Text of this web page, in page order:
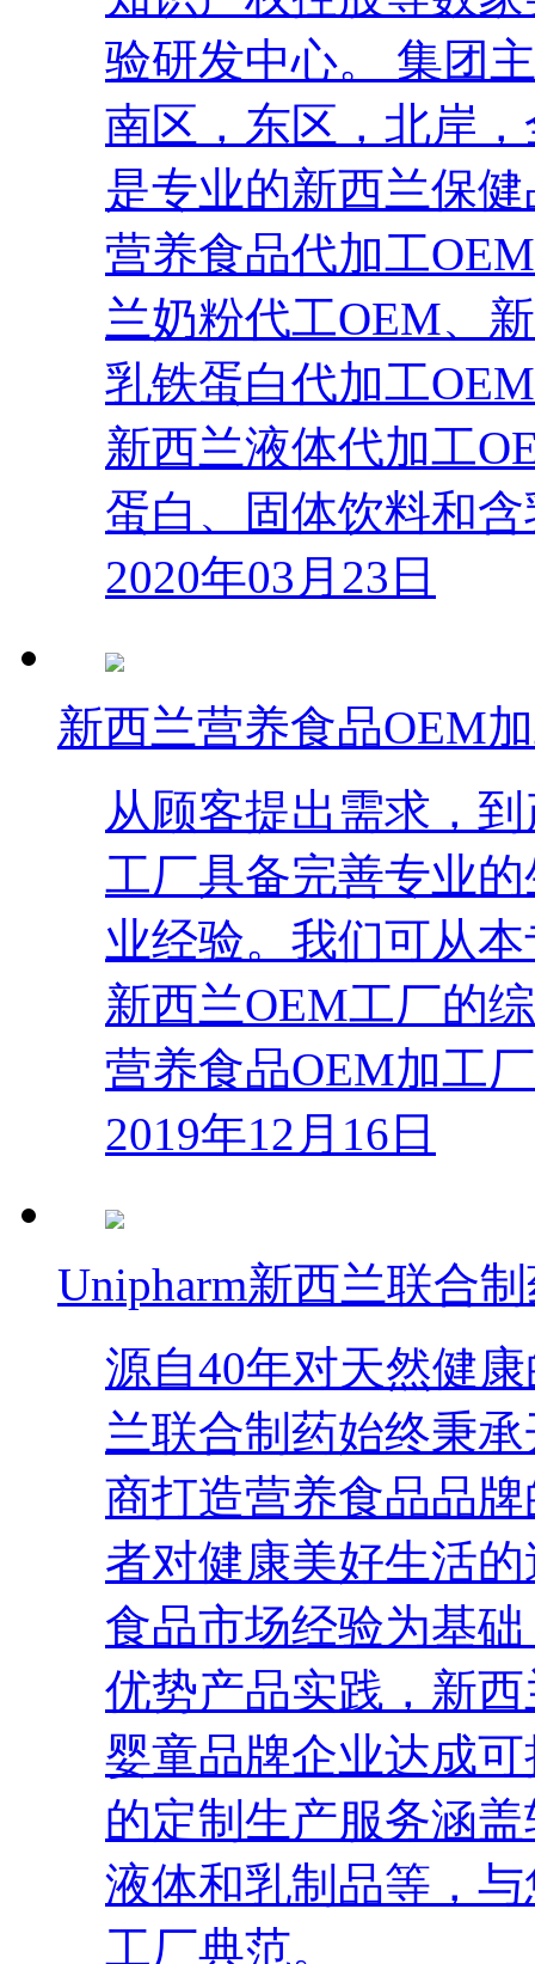
验研发中心。 集团
南区，东区，北岸
是专业的新西兰保
营养食品代加工
兰奶粉代工OEM、
乳铁蛋白代加工
新西兰液体代加工
蛋白、固体饮料和
2020年03月23日
新西兰营养食品OEM
从顾客提出需求，
工厂具备完善专业
业经验。我们可从
新西兰OEM工厂的
营养食品OEM加工
2019年12月16日
Unipharm新西兰联合
源自40年对天然健
兰联合制药始终秉
商打造营养食品品
者对健康美好生活
食品市场经验为基
优势产品实践，新
婴童品牌企业达成
的定制生产服务涵
液体和乳制品等，
工厂典范。